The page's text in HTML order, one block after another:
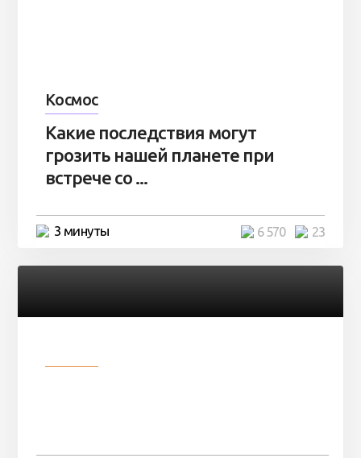
Космос
Какие последствия могут
грозить нашей планете при
встрече со ...
3 минуты 23
6 570